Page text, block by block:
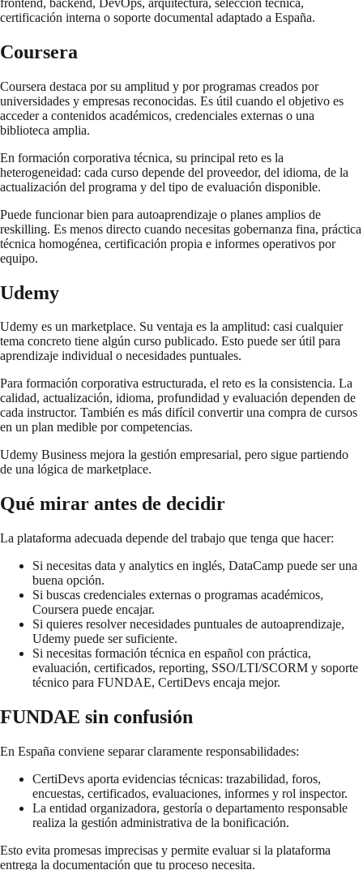
certificación interna o soporte documental adaptado a España.
Coursera
Coursera destaca por su amplitud y por programas creados por
universidades y empresas reconocidas. Es útil cuando el objetivo es
acceder a contenidos académicos, credenciales externas o una
biblioteca amplia.
En formación corporativa técnica, su principal reto es la
heterogeneidad: cada curso depende del proveedor, del idioma, de la
actualización del programa y del tipo de evaluación disponible.
Puede funcionar bien para autoaprendizaje o planes amplios de
reskilling. Es menos directo cuando necesitas gobernanza fina, práctica
técnica homogénea, certificación propia e informes operativos por
equipo.
Udemy
Udemy es un marketplace. Su ventaja es la amplitud: casi cualquier
tema concreto tiene algún curso publicado. Esto puede ser útil para
aprendizaje individual o necesidades puntuales.
Para formación corporativa estructurada, el reto es la consistencia. La
calidad, actualización, idioma, profundidad y evaluación dependen de
cada instructor. También es más difícil convertir una compra de cursos
en un plan medible por competencias.
Udemy Business mejora la gestión empresarial, pero sigue partiendo
de una lógica de marketplace.
Qué mirar antes de decidir
La plataforma adecuada depende del trabajo que tenga que hacer:
Si necesitas data y analytics en inglés, DataCamp puede ser una
buena opción.
Si buscas credenciales externas o programas académicos,
Coursera puede encajar.
Si quieres resolver necesidades puntuales de autoaprendizaje,
Udemy puede ser suficiente.
Si necesitas formación técnica en español con práctica,
evaluación, certificados, reporting, SSO/LTI/SCORM y soporte
técnico para FUNDAE, CertiDevs encaja mejor.
FUNDAE sin confusión
En España conviene separar claramente responsabilidades:
CertiDevs aporta evidencias técnicas: trazabilidad, foros,
encuestas, certificados, evaluaciones, informes y rol inspector.
La entidad organizadora, gestoría o departamento responsable
realiza la gestión administrativa de la bonificación.
Esto evita promesas imprecisas y permite evaluar si la plataforma
entrega la documentación que tu proceso necesita.